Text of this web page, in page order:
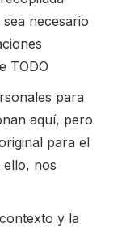
necesario
TODO
para
aquí, pero
para el
ello, nos
y la